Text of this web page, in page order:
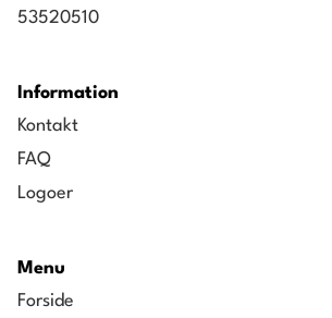
53520510
Information
Kontakt
FAQ
Logoer
Menu
Forside